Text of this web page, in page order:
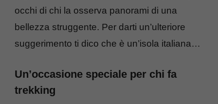
occhi di chi la osserva panorami di una
bellezza struggente. Per darti un’ulteriore
suggerimento ti dico che è un’isola italiana…
Un’occasione speciale per chi fa
trekking